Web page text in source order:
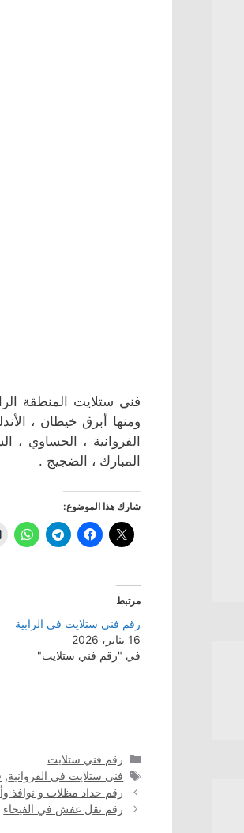
فني ستلايت المنطقة
ومنها أبرق خيطان ،
الفروانية ، الحساوي ،
المبارك ، الضجيج .
شارك هذا الموضوع:
مرتبط
رقم فني ستلايت في الرابية
16 يناير، 2026
في "رقم فني ستلايت"
التصنيفات
رقم فني ستلايت
الوسوم
فني ستلايت في الفروانية,
رقم حداد مظلات و نوافذ
رقم نقل عفش في الفيحاء